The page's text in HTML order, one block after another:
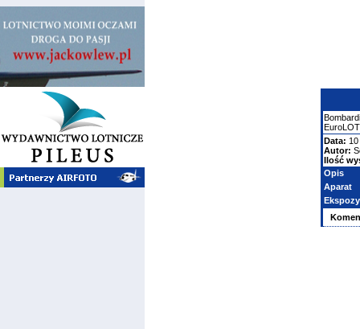
EuroLOT
Data:
Autor:
Ilość
Opis
Aparat